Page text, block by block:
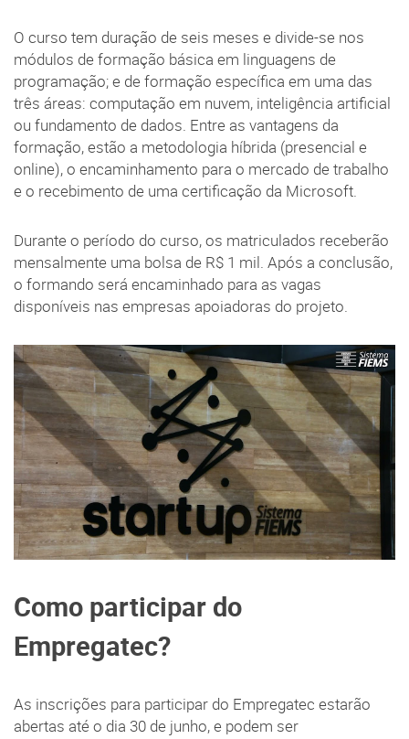
O curso tem duração de seis meses e divide-se nos
módulos de formação básica em linguagens de
programação; e de formação específica em uma das
três áreas: computação em nuvem, inteligência artificial
ou fundamento de dados. Entre as vantagens da
formação, estão a metodologia híbrida (presencial e
online), o encaminhamento para o mercado de trabalho
e o recebimento de uma certificação da Microsoft.
Durante o período do curso, os matriculados receberão
mensalmente uma bolsa de R$ 1 mil. Após a conclusão,
o formando será encaminhado para as vagas
disponíveis nas empresas apoiadoras do projeto.
Como participar do
Empregatec?
As inscrições para participar do Empregatec estarão
abertas até o dia 30 de junho, e podem ser